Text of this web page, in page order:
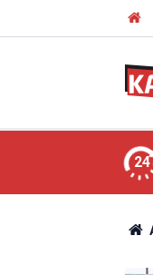
24
Sağlık Personeli,